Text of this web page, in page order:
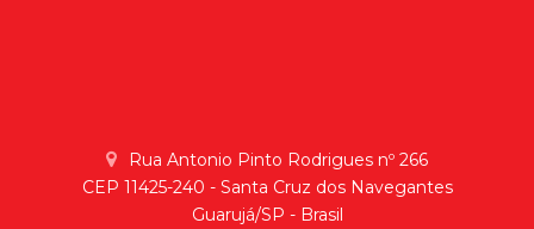
Rua Antonio Pinto Rodrigues nº 266
CEP 11425-240 - Santa Cruz dos Navegantes
Guarujá/SP - Brasil